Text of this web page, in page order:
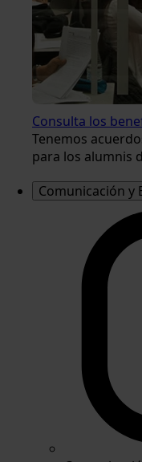
Consulta los
Tenemos
para los alumnis
Comunicación y